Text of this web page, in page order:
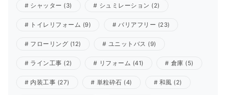
シャッター (3) シュミレーション (2)
トイレリフォーム (9) バリアフリー (23)
フローリング (12) ユニットバス (9)
ライン工事 (2) リフォーム (41) 倉庫 (5)
内装工事 (27) 単粒砕石 (4) 和風 (2)